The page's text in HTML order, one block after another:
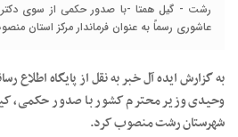
رشت - گیل همتا -با صدور حکمی از سوی دکتر
عاشوری رسماً به عنوان فرماندار مرکز استان
به گزارش ایده آل خبر به نقل از پایگاه اطلاع
وحیدی وزیر محترم کشور با صدور حکمی، کیا
شهرستان رشت منصوب کرد.